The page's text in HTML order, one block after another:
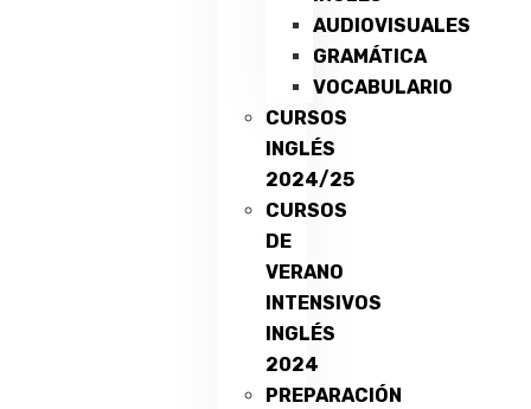
AUDIOVISUALES
GRAMÁTICA
VOCABULARIO
CURSOS
INGLÉS
2024/25
CURSOS
DE
VERANO
INTENSIVOS
INGLÉS
2024
PREPARACIÓN